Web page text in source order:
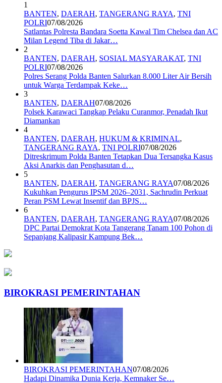
1
BANTEN, DAERAH, TANGERANG RAYA, TNI
POLRI07/08/2026
Satlantas Polresta Bandara Soetta Kawal Tim Chelsea dan AC
Milan Legend Tiba di Jakar…
2
BANTEN, DAERAH, SOSIAL MASYARAKAT, TNI
POLRI07/08/2026
Polres Serang Polda Banten Salurkan 8.000 Liter Air Bersih
untuk Warga Terdampak Keke…
3
BANTEN, DAERAH07/08/2026
Polsek Karawaci Tangkap Pelaku Curanmor, Penadah Ikut
Diamankan
4
BANTEN, DAERAH, HUKUM & KRIMINAL,
TANGERANG RAYA, TNI POLRI07/08/2026
Ditreskrimum Polda Banten Tetapkan Dua Tersangka Kasus
Aksi Anarkis dan Penghasutan d…
5
BANTEN, DAERAH, TANGERANG RAYA07/08/2026
Kukuhkan Pengurus IPSM 2026–2031, Sachrudin Perkuat
Peran PSM Lewat Insentif dan BPJS…
6
BANTEN, DAERAH, TANGERANG RAYA07/08/2026
DPC Partai Demokrat Kota Tangerang Tanam 100 Pohon di
Sepanjang Kalipasir Kampung Bek…
BIROKRASI PEMERINTAHAN
BIROKRASI PEMERINTAHAN07/08/2026
Hadapi Dinamika Dunia Kerja, Kemnaker Se…